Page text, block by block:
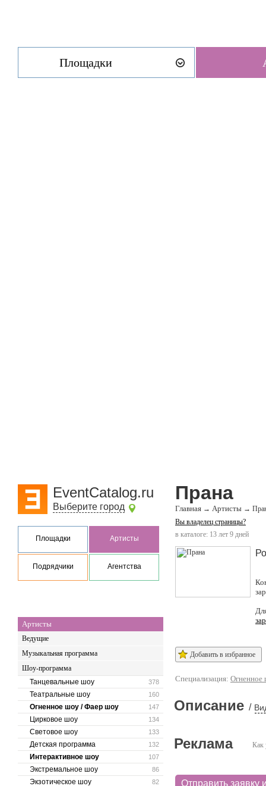
Площадки
EventCatalog.ru
Выберите город
Площадки Артисты
Подрядчики Агентства
Артисты
Ведущие
Музыкальная программа
Шоу-программа
378
Танцевальные шоу
160
Театральные шоу
147
Огненное шоу / Фаер шоу
134
Цирковое шоу
133
Световое шоу
132
Детская программа
107
Интерактивное шоу
86
Экстремальное шоу
82
Экзотическое шоу
Прана
Главная → Артисты →
Вы владелец страницы?
в каталоге: 13 лет 9 дней
Добавить в избранное
Специализация:
Описание /
Как
Реклама
Отправить заявку